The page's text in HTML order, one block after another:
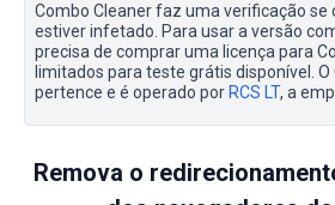
Combo Cleaner faz uma verificação se
estiver infetado. Para usar a versão
precisa de comprar uma licença para
limitados para teste grátis disponível.
pertence e é operado por RCS LT, a
Remova o